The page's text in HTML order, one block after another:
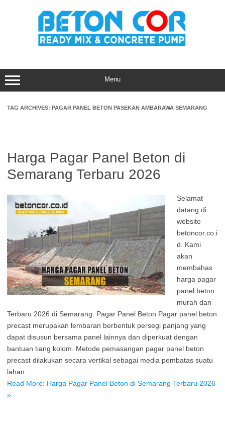
Menu
TAG ARCHIVES: PAGAR PANEL BETON PASEKAN AMBARAWA SEMARANG
Harga Pagar Panel Beton di
Semarang Terbaru 2026
Selamat
datang di
website
betoncor.co.i
d. Kami
akan
membahas
harga pagar
panel beton
murah dan
Terbaru 2026 di Semarang. Pagar Panel Beton Pagar panel beton
precast merupakan lembaran berbentuk persegi panjang yang
dapat disusun bersama panel lainnya dan diperkuat dengan
bantuan tiang kolom. Metode pemasangan pagar panel beton
precast dilakukan secara vertikal sebagai media pembatas suatu
lahan…
Read More: Harga Pagar Panel Beton di Semarang Terbaru 2026
»